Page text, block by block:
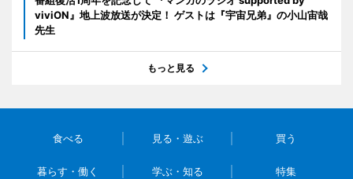
viviON』地上波放送が決定！ ゲストは『宇宙兄弟』の小山宙哉
先生
もっと見る
食べる 見る・遊ぶ 買う
暮らす・働く 学ぶ・知る 特集